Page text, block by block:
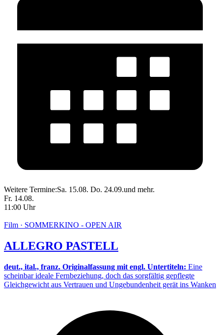
Weitere Termine:Sa. 15.08. Do. 24.09.und mehr.
Fr. 14.08.
11:00 Uhr
Film · SOMMERKINO - OPEN AIR
ALLEGRO PASTELL
deut., ital., franz. Originalfassung mit engl. Untertiteln: Eine
scheinbar ideale Fernbeziehung, doch das sorgfältig gepflegte
Gleichgewicht aus Vertrauen und Ungebundenheit gerät ins Wanken